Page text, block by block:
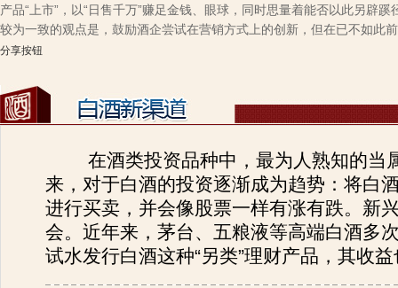
产品“上市”，以“日售千万”赚足金钱、眼球，同时思量着能否以此另辟
较为一致的观点是，鼓励酒企尝试在营销方式上的创新，但在已不如此
分享按钮
在酒类投资品种中，最为人熟知的当
来，对于白酒的投资逐渐成为趋势：将白
进行买卖，并会像股票一样有涨有跌。新
会。近年来，茅台、五粮液等高端白酒多
试水发行白酒这种“另类”理财产品，其收